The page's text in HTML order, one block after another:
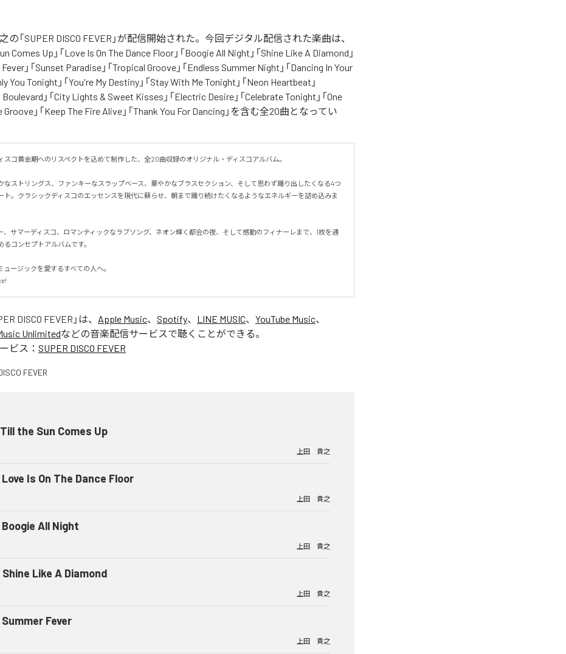
の「SUPER DISCO FEVER」が配信開始された。今回デジタル配信された楽曲は、
Comes Up」「Love Is On The Dance Floor」「Boogie All Night」「Shine Like A Diamond」
Fever」「Sunset Paradise」「Tropical Groove」「Endless Summer Night」「Dancing In Your
You Tonight」「You're My Destiny」「Stay With Me Tonight」「Neon Heartbeat」
Boulevard」「City Lights & Sweet Kisses」「Electric Desire」「Celebrate Tonight」「One
Groove」「Keep The Fire Alive」「Thank You For Dancing」を含む全20曲となってい
スコ黄金期へのリスペクトを込めて制作した、全20曲収録のオリジナル・ディスコアルバム。
なストリングス、ファンキーなスラップベース、華やかなブラスセクション、そして思わず踊り出したくなる4つ
ト。クラシックディスコのエッセンスを現代に蘇らせ、朝まで踊り続けたくなるようなエネルギーを詰め込みま
、サマーディスコ、ロマンティックなラブソング、ネオン輝く都会の夜、そして感動のフィナーレまで、1枚を通
るコンセプトアルバムです。
ュージックを愛するすべての人へ。
DISCO FEVER 」は、 Apple Music、 Spotify、 LINE MUSIC、 YouTube Music、
Unlimitedなどの音楽配信サービスで聴くことができる。
ビス： SUPER DISCO FEVER
Till the Sun Comes Up
上田 貴之
Love Is On The Dance Floor
上田 貴之
Boogie All Night
上田 貴之
Shine Like A Diamond
上田 貴之
Summer Fever
上田 貴之